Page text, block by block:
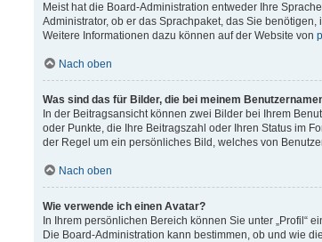
Meist hat die Board-Administration entweder Ihre
Administrator, ob er das Sprachpaket, das Sie
Weitere Informationen dazu können auf der Website von
Nach oben
Was sind das für Bilder, die bei meinem
In der Beitragsansicht können zwei Bilder bei Ihrem
oder Punkte, die Ihre Beitragszahl oder Ihren Status im
der Regel um ein persönliches Bild, welches von
Nach oben
Wie verwende ich einen Avatar?
In Ihrem persönlichen Bereich können Sie unter „Profil“
Die Board-Administration kann bestimmen, ob und wie